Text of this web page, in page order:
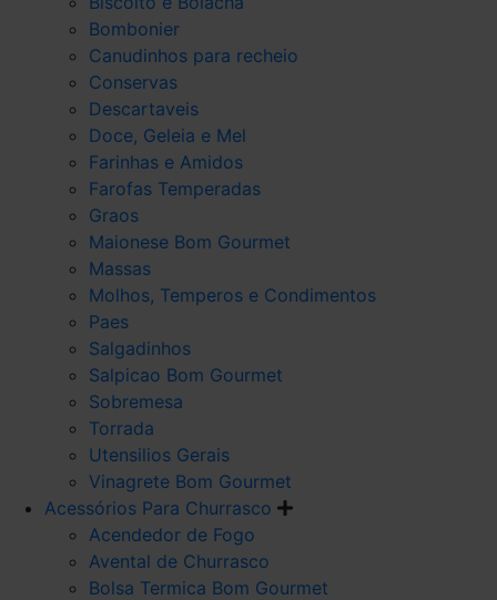
Bombonier
Canudinhos para recheio
Conservas
Descartaveis
Doce, Geleia e Mel
Farinhas e Amidos
Farofas Temperadas
Graos
Maionese Bom Gourmet
Massas
Molhos, Temperos e Condimentos
Paes
Salgadinhos
Salpicao Bom Gourmet
Sobremesa
Torrada
Utensilios Gerais
Vinagrete Bom Gourmet
Acessórios Para Churrasco
Acendedor de Fogo
Avental de Churrasco
Bolsa Termica Bom Gourmet